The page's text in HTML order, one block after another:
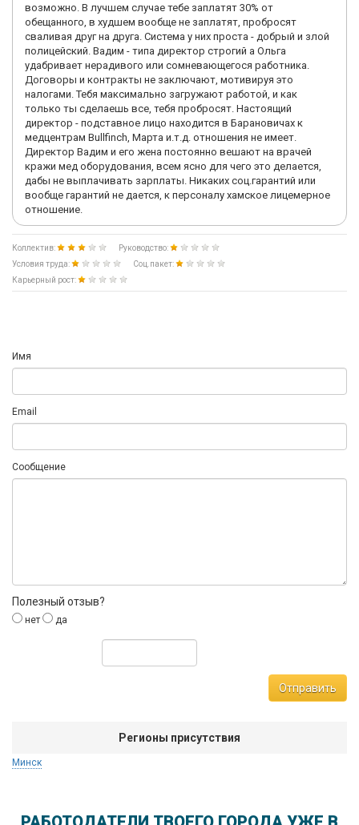
возможно. В лучшем случае тебе заплатят 30% от
обещанного, в худшем вообще не заплатят, пробросят
сваливая друг на друга. Система у них проста - добрый и злой
полицейский. Вадим - типа директор строгий а Ольга
удабривает нерадивого или сомневающегося работника.
Договоры и контракты не заключают, мотивируя это
налогами. Тебя максимально загружают работой, и как
только ты сделаешь все, тебя пробросят. Настоящий
директор - подставное лицо находится в Барановичах к
медцентрам Bullfinch, Марта и.т.д. отношения не имеет.
Директор Вадим и его жена постоянно вешают на врачей
кражи мед оборудования, всем ясно для чего это делается,
дабы не выплачивать зарплаты. Никаких соц.гарантий или
вообще гарантий не дается, к персоналу хамское лицемерное
отношение.
Коллектив:
Руководство:
Условия труда:
Соц.пакет:
Карьерный рост:
Имя
Email
Сообщение
Полезный отзыв?
нет да
Отправить
Регионы присутствия
Минск